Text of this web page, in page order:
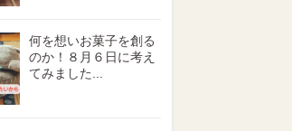
何を想いお菓子を創る
のか！８月６日に考え
てみました...